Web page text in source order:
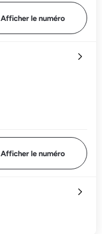
Afficher le numéro
Afficher le numéro